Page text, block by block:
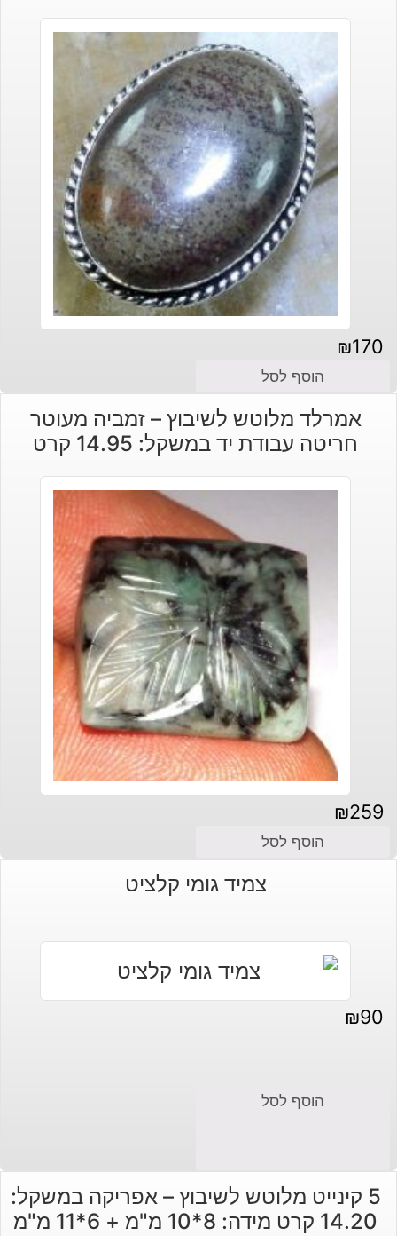
₪170
הוסף לסל
אמרלד מלוטש לשיבוץ – זמביה מעוטר
חריטה עבודת יד במשקל: 14.95 קרט
₪259
הוסף לסל
צמיד גומי קלציט
₪90
הוסף לסל
5 קינייט מלוטש לשיבוץ – אפריקה במשקל:
14.20 קרט מידה: 8*10 מ"מ + 6*11 מ"מ